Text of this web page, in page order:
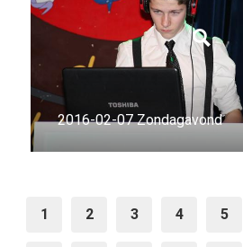
2016-02-07 Zondagavond
1 2 3 4 5